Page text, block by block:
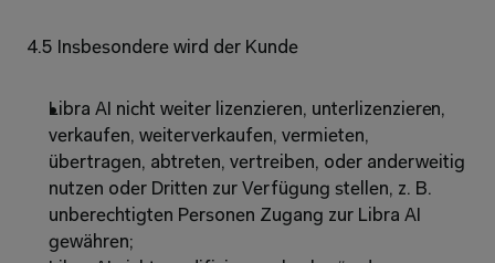
4.5 Insbesondere wird der Kunde
Libra AI nicht weiter lizenzieren, unterlizenzieren,
verkaufen, weiterverkaufen, vermieten,
übertragen, abtreten, vertreiben, oder anderweitig
nutzen oder Dritten zur Verfügung stellen, z. B.
unberechtigten Personen Zugang zur Libra AI
gewähren;